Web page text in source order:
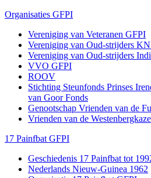
Organisaties GFPI
Vereniging van Veteranen GFPI
Vereniging van Oud-strijders
Vereniging van Oud-strijders
VVO GFPI
ROOV
Stichting Steunfonds Prinses
van Goor Fonds
Genootschap Vrienden van de
Vrienden van de
17 Painfbat GFPI
Geschiedenis 17 Painfbat tot
Nederlands Nieuw-Guinea 1962